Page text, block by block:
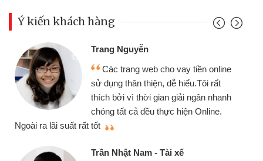
Ý kiến khách hàng
online
rất
nhanh
Đoàn Hữu Cảnh
Mình cần tiền gấp nên định
chiếc xe wave nhưng thật may đã
gói vay tiền bằng CMND online
cần gặp mặt nên rất tiện lợi, sẽ giới
thiệu cho bạn bè biết
Cấn Văn Lực - Tạp hóa